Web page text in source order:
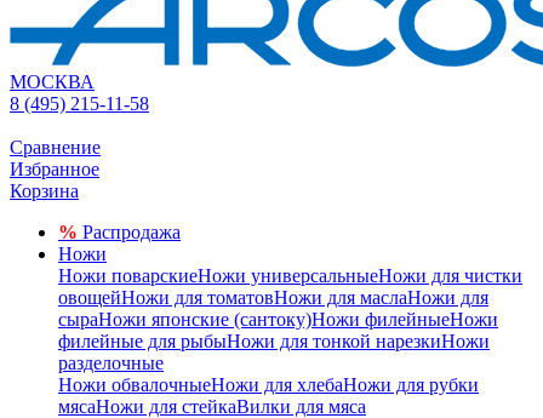
МОСКВА
8 (495) 215-11-58
Сравнение
Избранное
Корзина
% Распродажа
Ножи
Ножи поварскиеНожи универсальныеНожи для чистки
овощейНожи для томатовНожи для маслаНожи для
сыраНожи японские (сантоку)Ножи филейныеНожи
филейные для рыбыНожи для тонкой нарезкиНожи
разделочные
Ножи обвалочныеНожи для хлебаНожи для рубки
мясаНожи для стейкаВилки для мяса